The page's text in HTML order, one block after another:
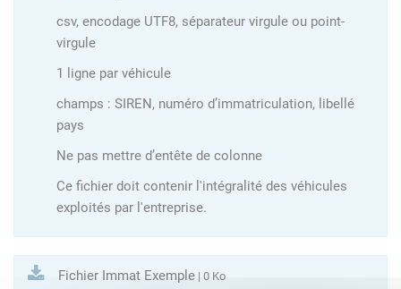
csv, encodage UTF8, séparateur virgule ou point-
virgule
1 ligne par véhicule
champs : SIREN, numéro d’immatriculation, libellé
pays
Ne pas mettre d’entête de colonne
Ce fichier doit contenir l'intégralité des véhicules
exploités par l'entreprise.
Fichier Immat Exemple | 0 Ko